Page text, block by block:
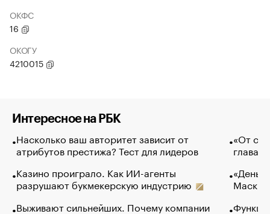
ОКФС
16
ОКОГУ
4210015
Интересное на РБК
Насколько ваш авторитет зависит от
атрибутов престижа? Тест для лидеров
Казино проиграло. Как ИИ-агенты
разрушают букмекерскую индустрию
Выживают сильнейших. Почему компании
«От
глава
Маск в